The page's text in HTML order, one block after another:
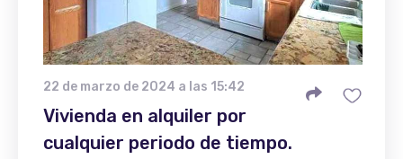
22 de marzo de 2024 a las 15:42
Vivienda en alquiler por
cualquier periodo de tiempo.